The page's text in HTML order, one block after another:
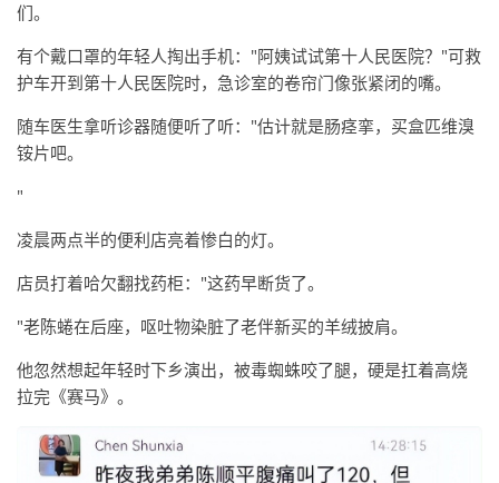
们。
有个戴口罩的年轻人掏出手机："阿姨试试第十人民医院？"可救
护车开到第十人民医院时，急诊室的卷帘门像张紧闭的嘴。
随车医生拿听诊器随便听了听："估计就是肠痉挛，买盒匹维溴
铵片吧。
"
凌晨两点半的便利店亮着惨白的灯。
店员打着哈欠翻找药柜："这药早断货了。
"老陈蜷在后座，呕吐物染脏了老伴新买的羊绒披肩。
他忽然想起年轻时下乡演出，被毒蜘蛛咬了腿，硬是扛着高烧
拉完《赛马》。